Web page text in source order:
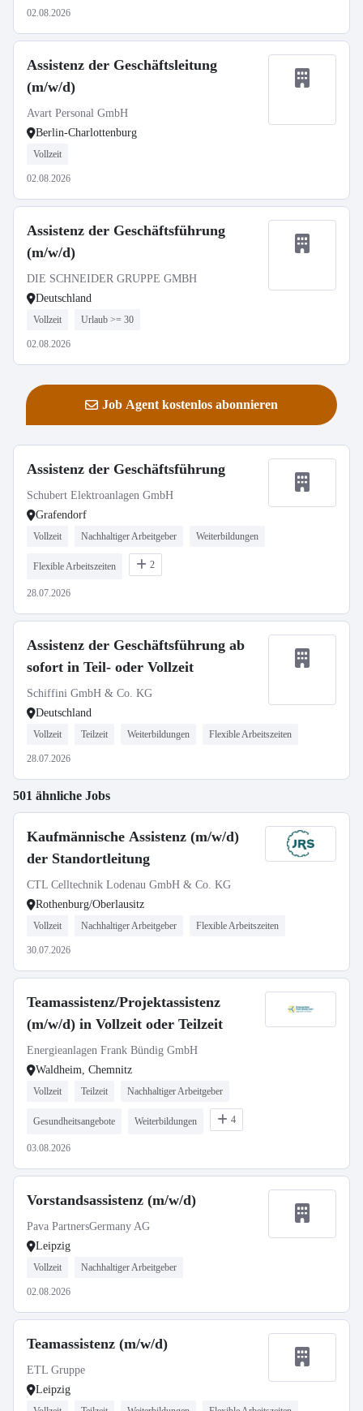
02.08.2026
Assistenz der Geschäftsleitung
(m/w/d)
Avart Personal GmbH
Berlin-Charlottenburg
Vollzeit
02.08.2026
Assistenz der Geschäftsführung
(m/w/d)
DIE SCHNEIDER GRUPPE GMBH
Deutschland
Vollzeit Urlaub >= 30
02.08.2026
Job Agent kostenlos abonnieren
Assistenz der Geschäftsführung
Schubert Elektroanlagen GmbH
Grafendorf
Vollzeit Nachhaltiger Arbeitgeber Weiterbildungen
Flexible Arbeitszeiten 2
28.07.2026
Assistenz der Geschäftsführung ab
sofort in Teil- oder Vollzeit
Schiffini GmbH & Co. KG
Deutschland
Vollzeit Teilzeit Weiterbildungen Flexible Arbeitszeiten
28.07.2026
501 ähnliche Jobs
Kaufmännische Assistenz (m/w/d)
der Standortleitung
CTL Celltechnik Lodenau GmbH & Co. KG
Rothenburg/Oberlausitz
Vollzeit Nachhaltiger Arbeitgeber Flexible Arbeitszeiten
30.07.2026
Teamassistenz/Projektassistenz
(m/w/d) in Vollzeit oder Teilzeit
Energieanlagen Frank Bündig GmbH
Waldheim, Chemnitz
Vollzeit Teilzeit Nachhaltiger Arbeitgeber
Gesundheitsangebote Weiterbildungen 4
03.08.2026
Vorstandsassistenz (m/w/d)
Pava PartnersGermany AG
Leipzig
Vollzeit Nachhaltiger Arbeitgeber
02.08.2026
Teamassistenz (m/w/d)
ETL Gruppe
Leipzig